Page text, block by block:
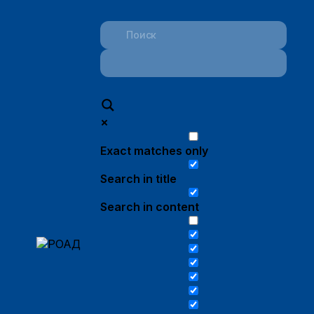
Exact matches only
Search in title
Search in content